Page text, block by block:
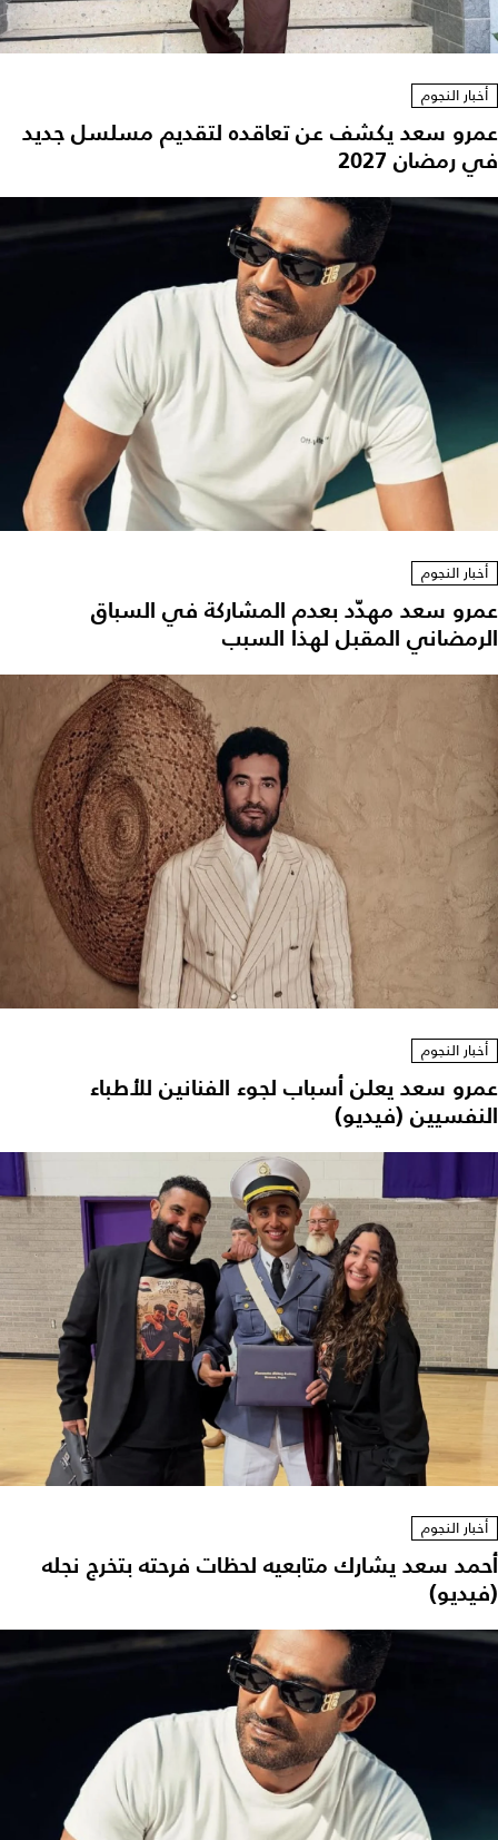
أخبار النجوم
عمرو سعد يكشف عن تعاقده لتقديم مسلسل جديد
في رمضان 2027
أخبار النجوم
عمرو سعد مهدّد بعدم المشاركة في السباق
الرمضاني المقبل لهذا السبب
أخبار النجوم
عمرو سعد يعلن أسباب لجوء الفنانين للأطباء
النفسيين (فيديو)
أخبار النجوم
أحمد سعد يشارك متابعيه لحظات فرحته بتخرج نجله
(فيديو)